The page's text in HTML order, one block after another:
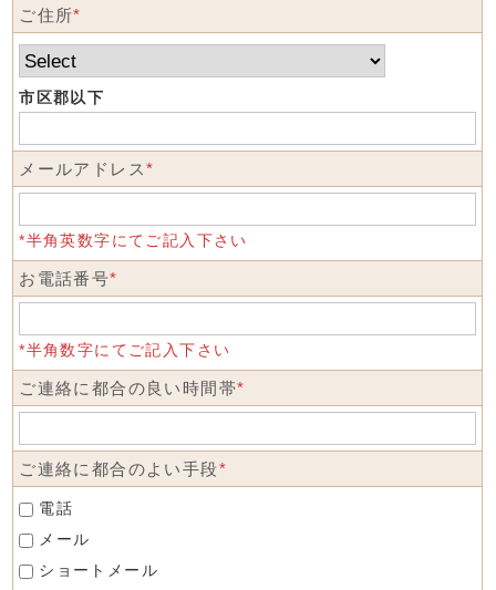
ご住所*
市区郡以下
メールアドレス*
*半角英数字にてご記入下さい
お電話番号*
*半角数字にてご記入下さい
ご連絡に都合の良い時間帯*
ご連絡に都合のよい手段*
電話
メール
ショートメール